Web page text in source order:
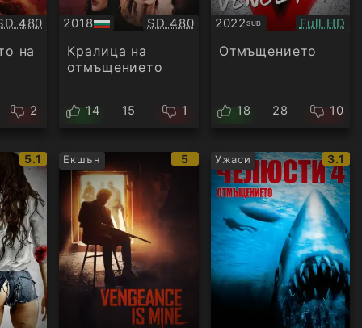
480
на
2
2018
БГ
аудио
Качество:
SD 480
Кралица на
отмъщението
14 15 1
2022SUB
Субтитри Full HD
Отмъщението
18 28 10
IMDb
рейтинг:
5.1 Екшън
IMDb
рейтинг:
5 Ужаси
IMDb
3.1